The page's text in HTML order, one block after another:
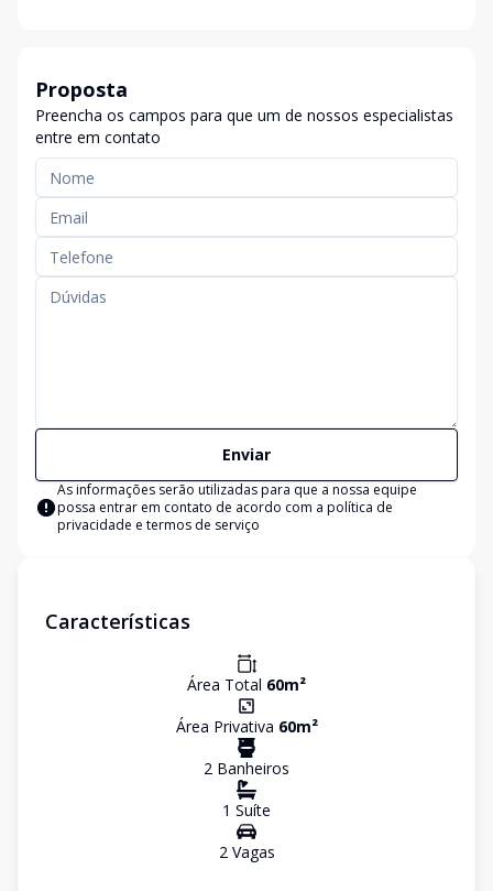
Proposta
Preencha os campos para que um de nossos especialistas
entre em contato
Enviar
As informações serão utilizadas para que a nossa equipe
possa entrar em contato de acordo com a política de
privacidade e termos de serviço
Características
Área Total 60m²
Área Privativa 60m²
2 Banheiros
1 Suíte
2Vagas